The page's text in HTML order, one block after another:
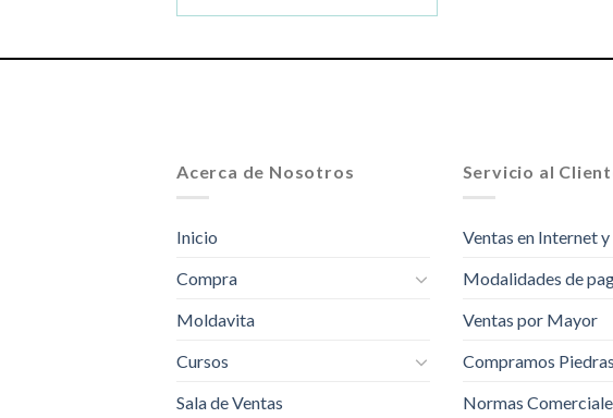
Acerca de Nosotros
Inicio
Compra
Moldavita
Cursos
Sala de Ventas
Servicio al
Ventas en Internet
Modalidades de
Ventas por Mayor
Compramos
Normas